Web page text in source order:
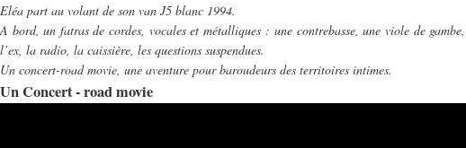
Eléa part au volant de son van J5 blanc 1994.
A bord, un fatras de cordes, vocales et métalliques : une contrebasse, une viole de
l’ex, la radio, la caissière, les questions suspendues.
Un concert-road movie, une aventure pour baroudeurs des territoires intimes.
Un Concert - road movie